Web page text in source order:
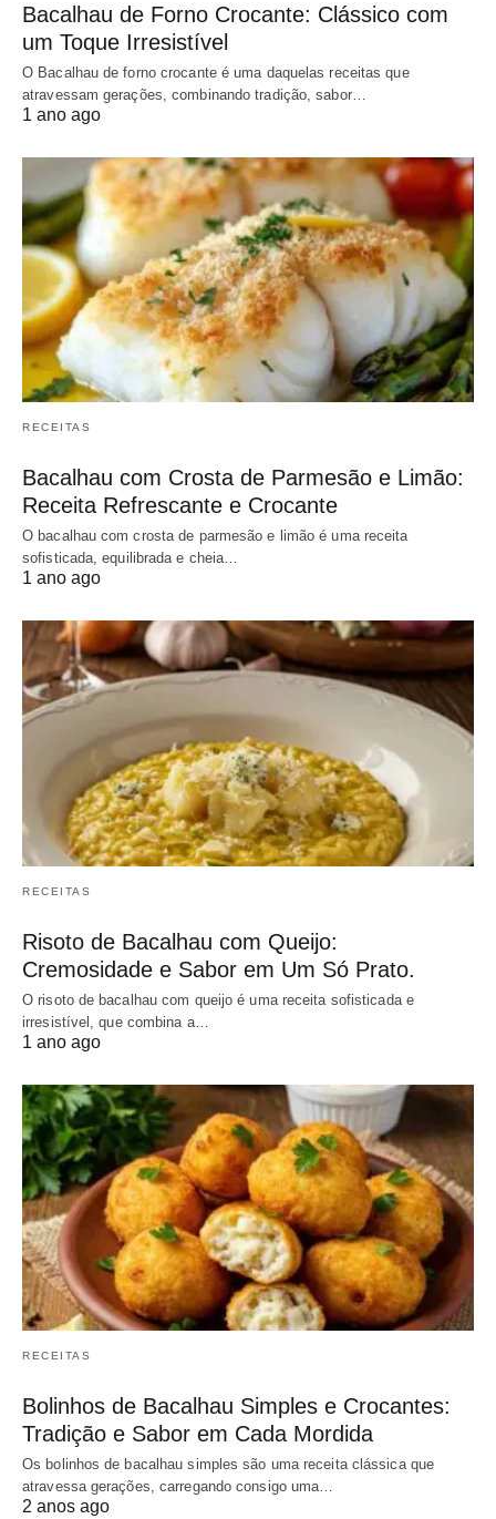
Bacalhau de Forno Crocante: Clássico com
um Toque Irresistível
O Bacalhau de forno crocante é uma daquelas receitas que
atravessam gerações, combinando tradição, sabor…
1 ano ago
RECEITAS
Bacalhau com Crosta de Parmesão e Limão:
Receita Refrescante e Crocante
O bacalhau com crosta de parmesão e limão é uma receita
sofisticada, equilibrada e cheia…
1 ano ago
RECEITAS
Risoto de Bacalhau com Queijo:
Cremosidade e Sabor em Um Só Prato.
O risoto de bacalhau com queijo é uma receita sofisticada e
irresistível, que combina a…
1 ano ago
RECEITAS
Bolinhos de Bacalhau Simples e Crocantes:
Tradição e Sabor em Cada Mordida
Os bolinhos de bacalhau simples são uma receita clássica que
atravessa gerações, carregando consigo uma…
2 anos ago